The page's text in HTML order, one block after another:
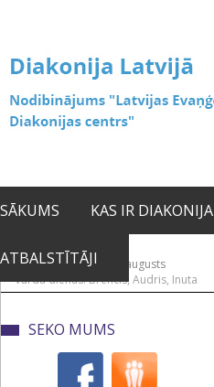
SĀKUMS KAS IR DIAKONIJA
ATBALSTĪTĀJI2026. gada 10. augusts
Vārda dienas: Brencis, Audris, Inuta
SEKO MUMS